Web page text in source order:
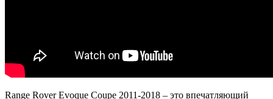
Range Rover Evoque Coupe 2011-2018 – это впечатляющий